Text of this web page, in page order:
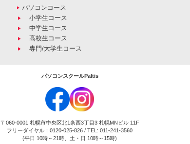
パソコンコース
小学生コース
中学生コース
高校生コース
専門/大学生コース
パソコンスクールPaltis
〒060-0001 札幌市中央区北1条西3丁目3 札幌MNビル 11F
フリーダイヤル：0120-025-826 / TEL: 011-241-3560
(平日 10時～21時、土・日 10時～15時)